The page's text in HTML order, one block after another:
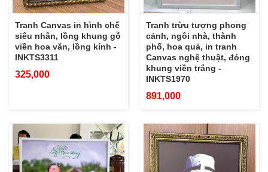
Tranh Canvas in hình chế
siêu nhân, lồng khung gỗ
viền hoa văn, lồng kính -
INKTS3311
325,000
Tranh trừu tượng phong
cảnh, ngôi nhà, thành
phố, hoa quả, in tranh
Canvas nghệ thuật, đóng
khung viền trắng -
INKTS1970
891,000